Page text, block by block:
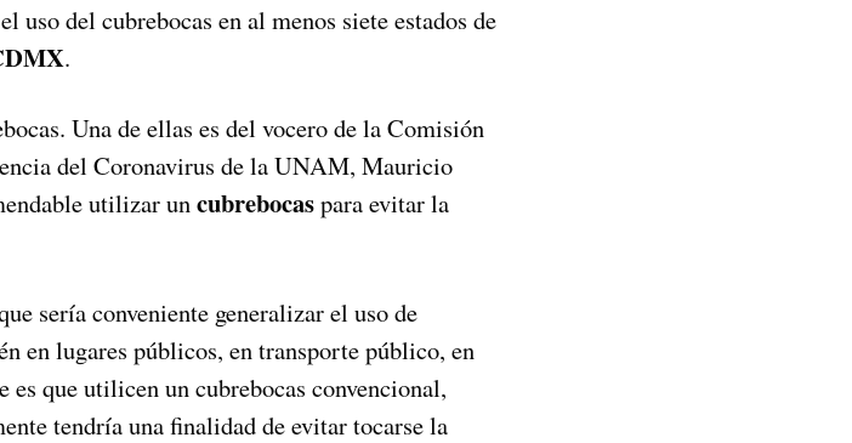
uso del cubrebocas en al menos siete estados de
.
Una de ellas es del vocero de la Comisión
del Coronavirus de la UNAM, Mauricio
utilizar uncubrebocaspara evitar la
sería conveniente generalizar el uso de
en lugares públicos, en transporte público, en
que utilicen un cubrebocas convencional,
tendría una finalidad de evitar tocarse la